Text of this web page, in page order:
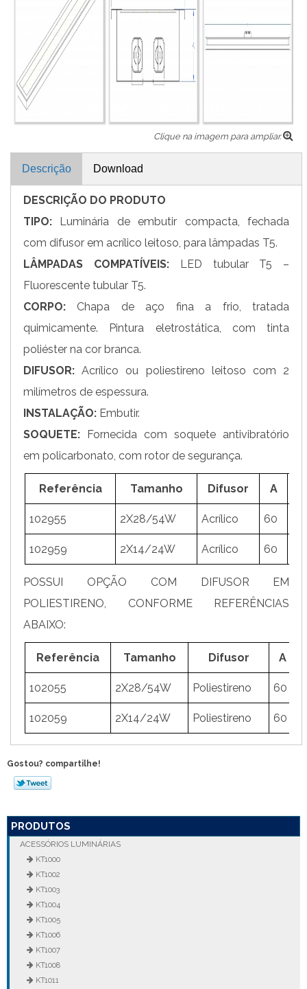
Clique na imagem para ampliar.
Descrição Download
DESCRIÇÃO DO PRODUTO
TIPO: Luminária de embutir compacta, fechada
com difusor em acrílico leitoso, para lâmpadas T5.
LÂMPADAS COMPATÍVEIS:LED tubular T5 –
Fluorescente tubular T5.
CORPO: Chapa de aço fina a frio, tratada
quimicamente. Pintura eletrostática, com tinta
poliéster na cor branca.
DIFUSOR: Acrílico ou poliestireno leitoso com 2
milímetros de espessura.
INSTALAÇÃO: Embutir.
SOQUETE: Fornecida com soquete antivibratório
em policarbonato, com rotor de segurança.
Referência Tamanho Difusor A
102955 2X28/54W Acrílico 60
102959 2X14/24W Acrílico 60
POSSUI OPÇÃO COM DIFUSOR EM
POLIESTIRENO, CONFORME REFERÊNCIAS
ABAIXO:
Referência Tamanho Difusor A
102055 2X28/54W Poliestireno 60
102059 2X14/24W Poliestireno 60
Gostou? compartilhe!
PRODUTOS
ACESSÓRIOS LUMINÁRIAS
KT1000
KT1002
KT1003
KT1004
KT1005
KT1006
KT1007
KT1008
KT1011